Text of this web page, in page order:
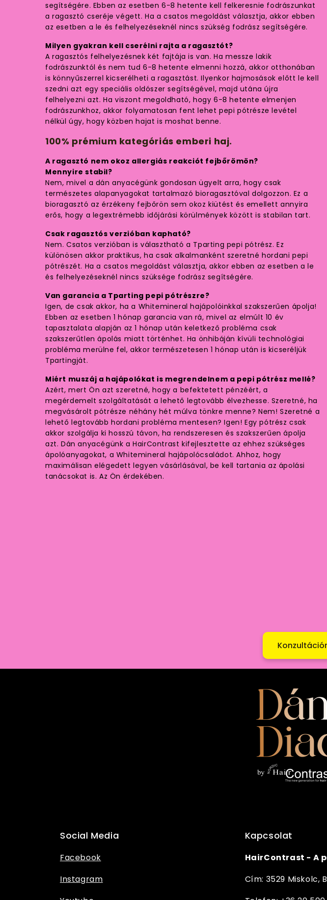
segítségére. Ebben az esetben 6-8 hetente kell felkeresnie fodrászunkat
a ragasztó cseréje végett. Ha a csatos megoldást választja, akkor ebben
az esetben a le és felhelyezéseknél nincs szükség fodrász segítségére.
Milyen gyakran kell cserélni rajta a ragasztót?
A ragasztós felhelyezésnek két fajtája is van. Ha messze lakik
fodrászunktól és nem tud 6-8 hetente elmenni hozzá, akkor otthonában
is könnyűszerrel kicserélheti a ragasztást. Ilyenkor hajmosások előtt le kell
szedni azt egy speciális oldószer segítségével, majd utána újra
felhelyezni azt. Ha viszont megoldható, hogy 6-8 hetente elmenjen
fodrászunkhoz, akkor folyamatosan fent lehet pepi pótrésze levétel
nélkül úgy, hogy közben hajat is moshat benne.
100% prémium kategóriás emberi haj.
A ragasztó nem okoz allergiás reakciót fejbőrömön?
Mennyire stabil?
Nem, mivel a dán anyacégünk gondosan ügyelt arra, hogy csak
természetes alapanyagokat tartalmazó bioragasztóval dolgozzon. Ez a
bioragasztó az érzékeny fejbőrön sem okoz kiütést és emellett annyira
erős, hogy a legextrémebb időjárási körülmények között is stabilan tart.
Csak ragasztós verzióban kapható?
Nem. Csatos verzióban is választható a Tparting pepi pótrész. Ez
különösen akkor praktikus, ha csak alkalmanként szeretné hordani pepi
pótrészét. Ha a csatos megoldást választja, akkor ebben az esetben a le
és felhelyezéseknél nincs szüksége fodrász segítségére.
Van garancia a Tparting pepi pótrészre?
Igen, de csak akkor, ha a Whitemineral hajápolóinkkal szakszerűen ápolja!
Ebben az esetben 1 hónap garancia van rá, mivel az elmúlt 10 év
tapasztalata alapján az 1 hónap után keletkező probléma csak
szakszerűtlen ápolás miatt történhet. Ha önhibáján kívüli technológiai
probléma merülne fel, akkor természetesen 1 hónap után is kicseréljük
Tpartingját.
Miért muszáj a hajápolókat is megrendelnem a pepi pótrész mellé?
Azért, mert Ön azt szeretné, hogy a befektetett pénzéért, a
megérdemelt szolgáltatását a lehető legtovább élvezhesse. Szeretné, ha
megvásárolt pótrésze néhány hét múlva tönkre menne? Nem! Szeretné a
lehető legtovább hordani probléma mentesen? Igen! Egy pótrész csak
akkor szolgálja ki hosszú távon, ha rendszeresen és szakszerűen ápolja
azt. Dán anyacégünk a HairContrast kifejlesztette az ehhez szükséges
ápolóanyagokat, a Whitemineral hajápolócsaládot. Ahhoz, hogy
maximálisan elégedett legyen vásárlásával, be kell tartania az ápolási
tanácsokat is. Az Ön érdekében.
Social Media
Facebook
Instagram
Kapcsolat
HairContrast - A
Cím: 3529 Miskolc,